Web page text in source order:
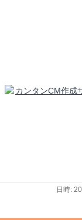
日時: